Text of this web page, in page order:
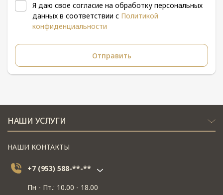
Я даю свое согласие на обработку персональных
данных в соответствии с Политикой
конфиденциальности
НАШИ УСЛУГИ
НАШИ КОНТАКТЫ
+7 (953) 588-**-**
Пн - Пт.: 10.00 - 18.00